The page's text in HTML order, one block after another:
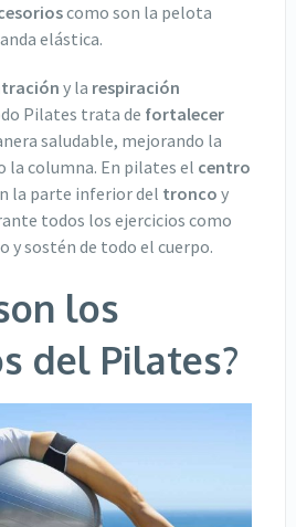
como son la pelota
elástica.
y la respiración
Pilates trata de fortalecer
saludable, mejorando la
la columna. En pilates el centro
la parte inferior del tronco y
todos los ejercicios como
y sostén de todo el cuerpo.
los
del Pilates?